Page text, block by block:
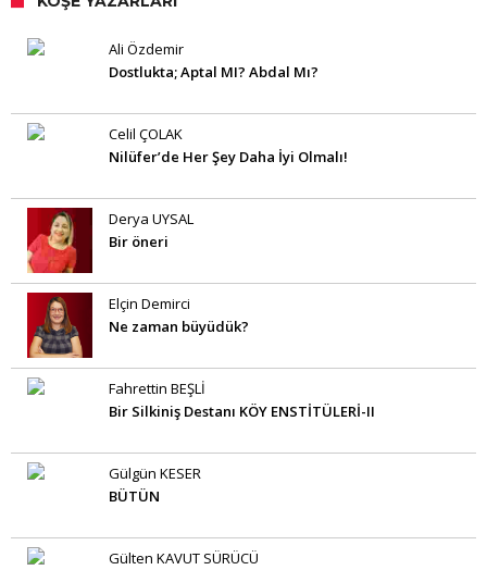
Ali Özdemir
Dostlukta; Aptal MI? Abdal Mı?
Celil ÇOLAK
Nilüfer’de Her Şey Daha İyi Olmalı!
Derya UYSAL
Bir öneri
Elçin Demirci
Ne zaman büyüdük?
Fahrettin BEŞLİ
Bir Silkiniş Destanı KÖY ENSTİTÜLERİ-II
Gülgün KESER
BÜTÜN
Gülten KAVUT SÜRÜCÜ